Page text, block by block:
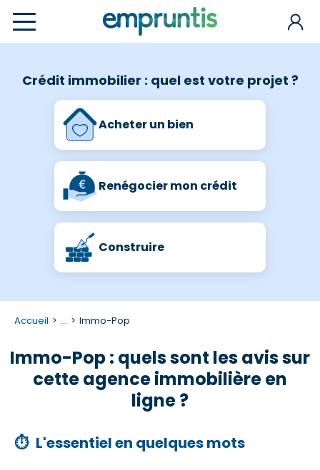
Crédit immobilier : quel est votre projet ?
Acheter un bien
Renégocier mon crédit
Construire
Accueil ... Immo-Pop
Immo-Pop : quels sont les avis sur
cette agence immobilière en
ligne ?
⏱ L'essentiel en quelques mots